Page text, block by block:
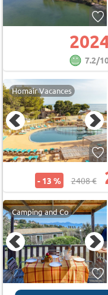
7.2/
Homair Vacances
- 13 % 2408 €
Camping and Co